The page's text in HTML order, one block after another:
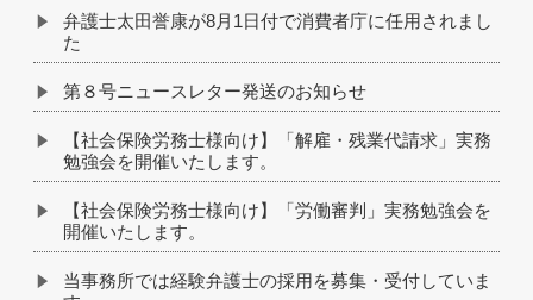
弁護士太田誉康が8月1日付で消費者庁に任用されまし
た
第８号ニュースレター発送のお知らせ
【社会保険労務士様向け】「解雇・残業代請求」実務
勉強会を開催いたします。
【社会保険労務士様向け】「労働審判」実務勉強会を
開催いたします。
当事務所では経験弁護士の採用を募集・受付していま